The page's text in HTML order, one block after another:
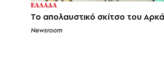
ΕΛΛΑΔΑ
Το απολαυστικό σκίτσο του
Newsroom